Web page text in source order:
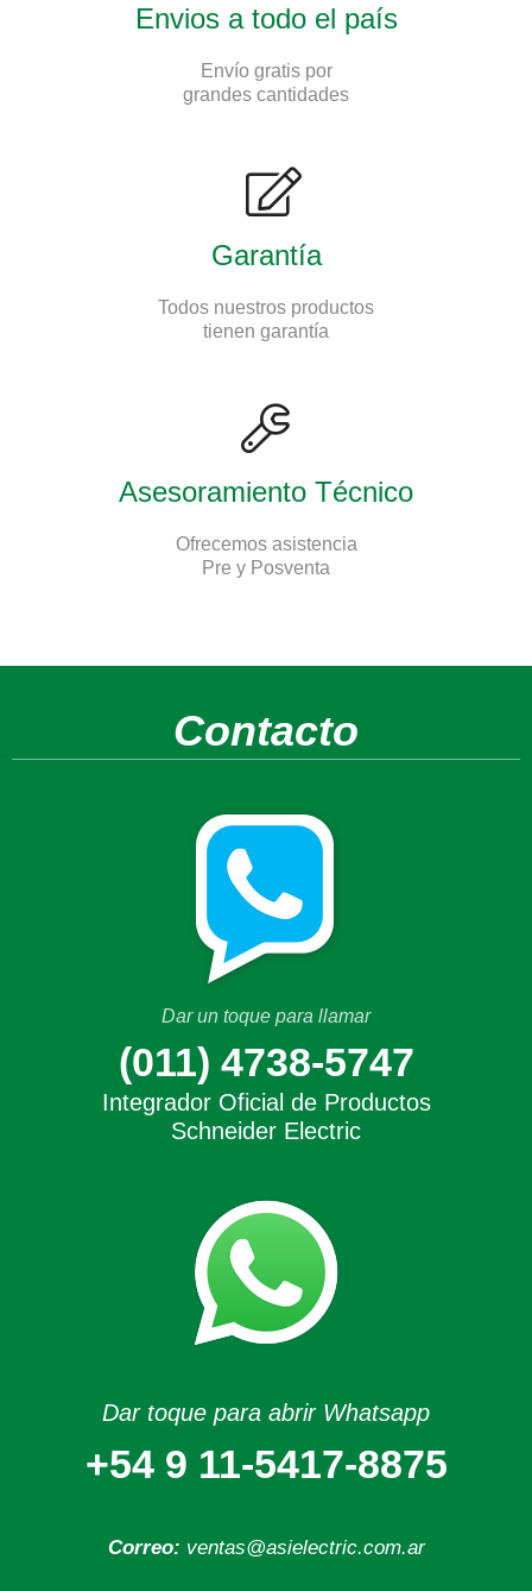
Envios a todo el país
Envío gratis por
grandes cantidades
Garantía
Todos nuestros productos
tienen garantía
Asesoramiento Técnico
Ofrecemos asistencia
Pre y Posventa
Contacto
Dar un toque para llamar
(011) 4738-5747
Integrador Oficial de Productos
Schneider Electric
Dar toque para abrir Whatsapp
+54 9 11-5417-8875
Correo: ventas@asielectric.com.ar